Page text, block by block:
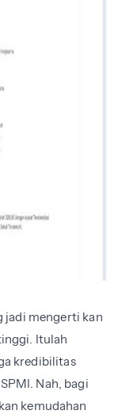
jadi mengerti kan
Itulah
kredibilitas
Nah, bagi
kemudahan